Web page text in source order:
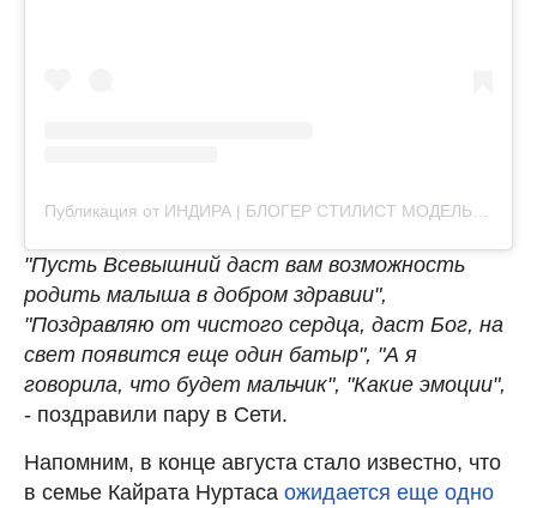
"Пусть Всевышний даст вам возможность
родить малыша в добром здравии",
"Поздравляю от чистого сердца, даст Бог, на
свет появится еще один батыр", "А я
говорила, что будет мальчик", "Какие эмоции",
- поздравили пару в Сети.
Напомним, в конце августа стало известно, что
в семье Кайрата Нуртаса ожидается еще одно